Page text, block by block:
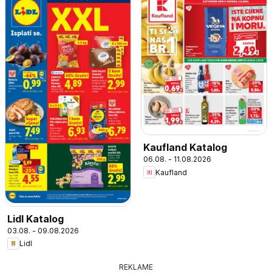
Lidl Katalog
03.08. - 09.08.2026
Lidl
Kaufland Katalog
06.08. - 11.08.2026
Kaufland
REKLAME